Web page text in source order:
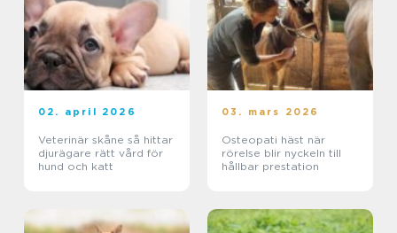
02. april 2026
Veterinär skåne så hittar
djurägare rätt vård för
hund och katt
03. mars 2026
Osteopati häst när
rörelse blir nyckeln till
hållbar prestation